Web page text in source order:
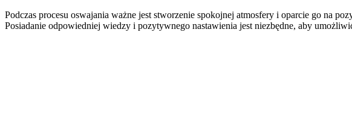
Podczas procesu oswajania ważne jest stworzenie spokojnej atmosfery i oparcie go na
Posiadanie odpowiedniej wiedzy i pozytywnego nastawienia jest niezbędne, aby